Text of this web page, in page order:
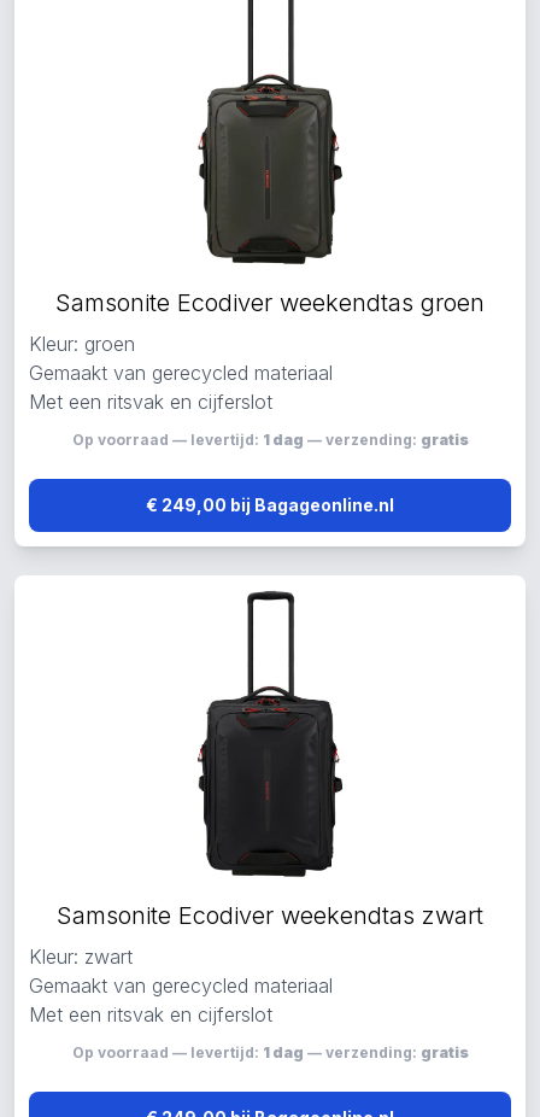
Samsonite Ecodiver weekendtas groen
Kleur: groen
Gemaakt van gerecycled materiaal
Met een ritsvak en cijferslot
Op voorraad — levertijd: 1 dag — verzending: gratis
€ 249,00 bij Bagageonline.nl
Samsonite Ecodiver weekendtas zwart
Kleur: zwart
Gemaakt van gerecycled materiaal
Met een ritsvak en cijferslot
Op voorraad — levertijd: 1 dag — verzending: gratis